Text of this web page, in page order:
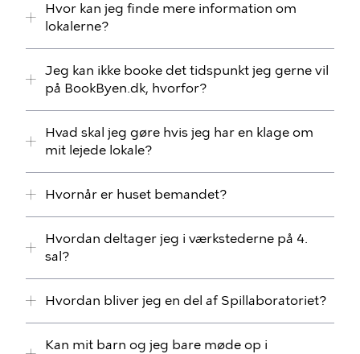
Hvor kan jeg finde mere information om
lokalerne?
Jeg kan ikke booke det tidspunkt jeg gerne vil
på BookByen.dk, hvorfor?
Hvad skal jeg gøre hvis jeg har en klage om
mit lejede lokale?
Hvornår er huset bemandet?
Hvordan deltager jeg i værkstederne på 4.
sal?
Hvordan bliver jeg en del af Spillaboratoriet?
Kan mit barn og jeg bare møde op i